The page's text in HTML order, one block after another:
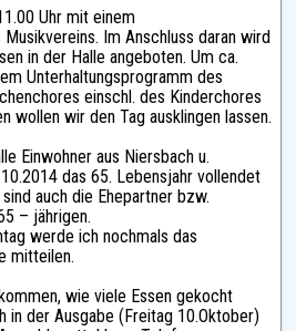
Uhr mit einem
Im Anschluss daran wird
in der Halle angeboten. Um ca.
Unterhaltungsprogramm des
einschl. des Kinderchores
wollen wir den Tag ausklingen lassen.
Einwohner aus Niersbach u.
das 65. Lebensjahr vollendet
auch die Ehepartner bzw.
– jährigen.
werde ich nochmals das
mitteilen.
wie viele Essen gekocht
in der Ausgabe (Freitag 10.Oktober)